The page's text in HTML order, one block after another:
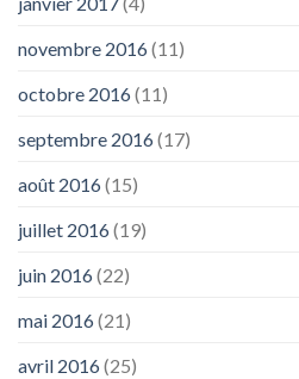
novembre 2016(11)
octobre 2016(11)
septembre 2016(17)
août 2016(15)
juillet 2016(19)
juin 2016(22)
mai 2016(21)
avril 2016(25)